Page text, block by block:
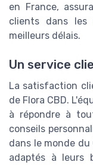
en France,
clients dans les
meilleurs délais.
Un service
La satisfaction
de Flora CBD.
à répondre à
conseils
dans le monde
adaptés à leurs